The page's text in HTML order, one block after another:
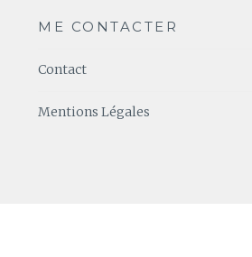
ME CONTACTER
Contact
Mentions Légales